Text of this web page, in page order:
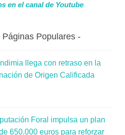
en el canal de Youtube
Páginas Populares
llega con retraso en la
de Origen Calificada
Foral impulsa un plan
650.000 euros para reforzar